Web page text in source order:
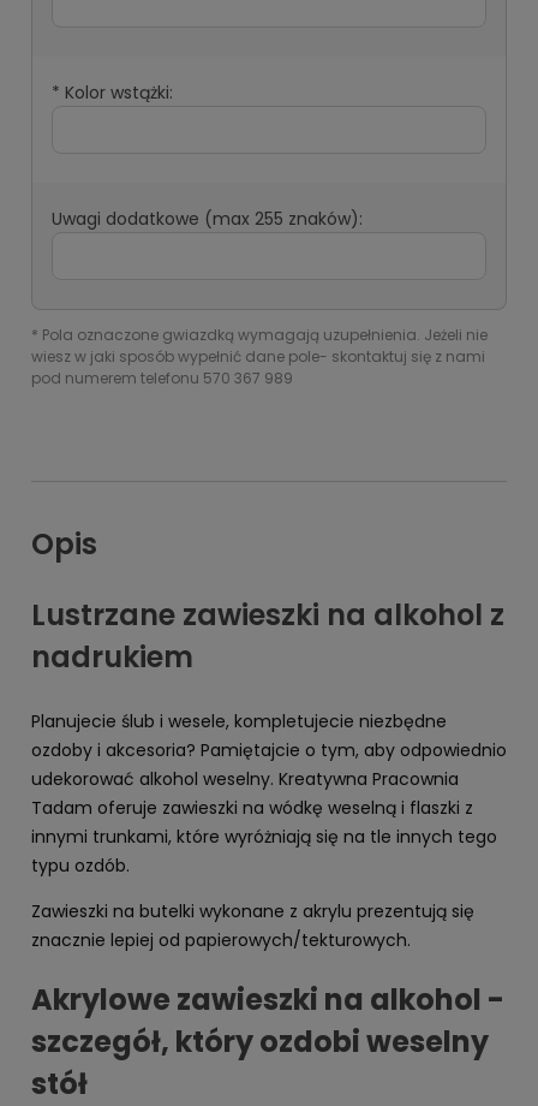
* Kolor wstążki:
Uwagi dodatkowe (max 255 znaków):
* Pola oznaczone gwiazdką wymagają uzupełnienia. Jeżeli nie
wiesz w jaki sposób wypełnić dane pole- skontaktuj się z nami
pod numerem telefonu 570 367 989
Opis
Lustrzane zawieszki na alkohol z
nadrukiem
Planujecie ślub i wesele, kompletujecie niezbędne
ozdoby i akcesoria? Pamiętajcie o tym, aby odpowiednio
udekorować alkohol weselny. Kreatywna Pracownia
Tadam oferuje zawieszki na wódkę weselną i flaszki z
innymi trunkami, które wyróżniają się na tle innych tego
typu ozdób.
Zawieszki na butelki wykonane z akrylu prezentują się
znacznie lepiej od papierowych/tekturowych.
Akrylowe zawieszki na alkohol -
szczegół, który ozdobi weselny
stół